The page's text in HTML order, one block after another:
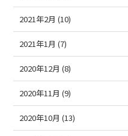
2021年2月 (10)
2021年1月 (7)
2020年12月 (8)
2020年11月 (9)
2020年10月 (13)